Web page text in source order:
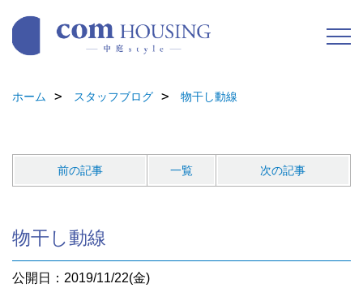
ホーム スタッフブログ 物干し動線
前の記事 一覧 次の記事
物干し動線
公開日：2019/11/22(金)